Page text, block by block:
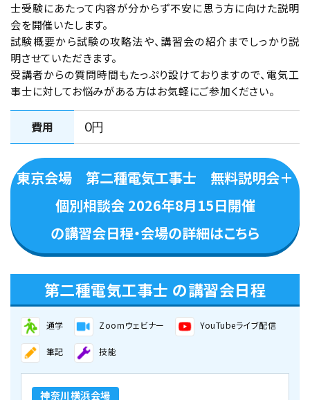
士受験にあたって内容が分からず不安に思う方に向けた説明
会を開催いたします。
試験概要から試験の攻略法や、講習会の紹介までしっかり説
明させていただきます。
受講者からの質問時間もたっぷり設けておりますので、電気工
事士に対してお悩みがある方はお気軽にご参加ください。
費用 0円
東京会場 第二種電気工事士 無料説明会＋
個別相談会 2026年8月15日開催
の講習会日程・会場の詳細はこちら
第二種電気工事士 の講習会日程
通学 Zoomウェビナー YouTubeライブ配信
筆記 技能
神奈川横浜会場